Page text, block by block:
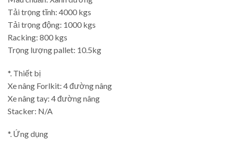
Tải trọng tĩnh: 4000 kgs
Tải trọng động: 1000 kgs
Racking: 800 kgs
Trọng lượng pallet: 10.5kg
*. Thiết bị
Xe nâng Forlkit: 4 đường nâng
Xe nâng tay: 4 đường nâng
Stacker: N/A
*. Ứng dụng